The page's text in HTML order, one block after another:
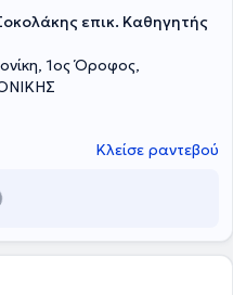
επικ. Καθηγητής
1ος Όροφος,
Κλείσε ραντεβού